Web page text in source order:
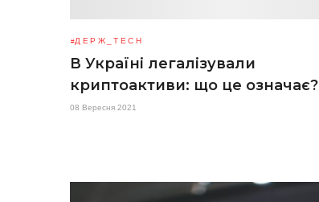
ДЕРЖ_TECH
В Україні легалізували
криптоактиви: що це означає?
08 Вересня 2021